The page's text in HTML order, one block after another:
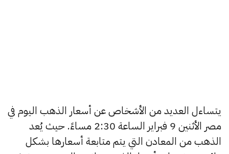
يتساءل العديد من الأشخاص عن أسعار الذهب اليوم في
مصر الأثنين 9 فبراير الساعة 2:30 مساءً. حيث يُعد
الذهب من المعادن التي يتم متابعة أسعارها بشكل